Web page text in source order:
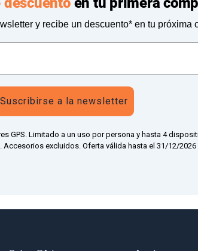
y recibe un descuento* en tu próxima
Suscribirse a la newsletter
GPS. Limitado a un uso por persona y hasta 4
excluidos. Oferta válida hasta el 31/12/2026